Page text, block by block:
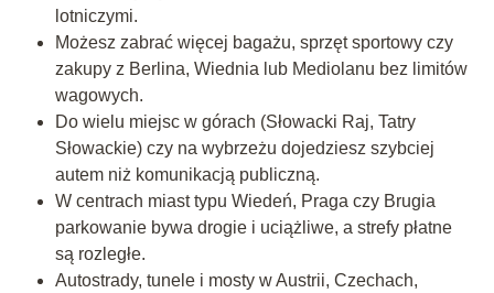
lotniczymi.
Możesz zabrać więcej bagażu, sprzęt sportowy czy
zakupy z Berlina, Wiednia lub Mediolanu bez limitów
wagowych.
Do wielu miejsc w górach (Słowacki Raj, Tatry
Słowackie) czy na wybrzeżu dojedziesz szybciej
autem niż komunikacją publiczną.
W centrach miast typu Wiedeń, Praga czy Brugia
parkowanie bywa drogie i uciążliwe, a strefy płatne
są rozległe.
Autostrady, tunele i mosty w Austrii, Czechach,